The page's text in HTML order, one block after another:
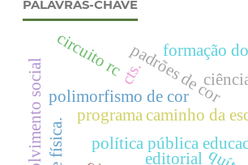
PALAVRAS-CHAVE
editorial
política pública
programa caminho da
padrões de cor
polimorfismo de cor
formação
cts.
circuito rc